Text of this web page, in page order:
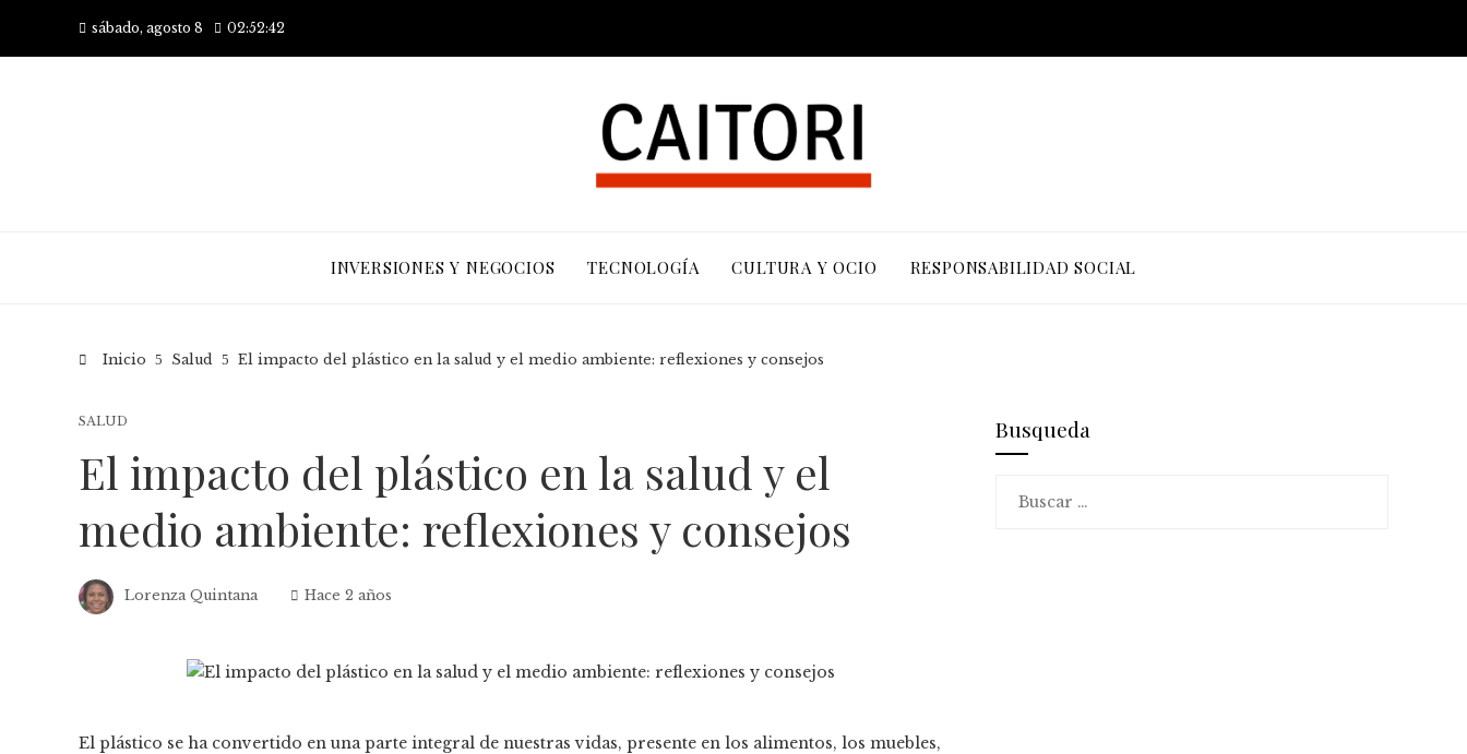
sábado, agosto 8 02:52:42
INVERSIONES Y NEGOCIOS TECNOLOGÍA CULTURA Y OCIO RESPONSABILIDAD SOCIAL
Inicio Salud El impacto del plástico en la salud y el medio ambiente: reflexiones y consejos
SALUD
El impacto del plástico en la salud y el
medio ambiente: reflexiones y consejos
Lorenza Quintana Hace 2 años
El plástico se ha convertido en una parte integral de nuestras vidas, presente en los alimentos, los muebles,
Busqueda